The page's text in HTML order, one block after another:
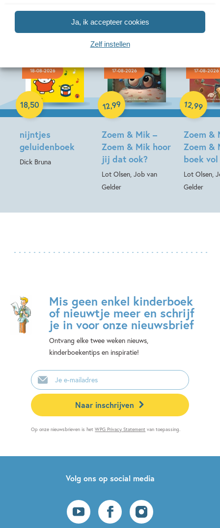
Ja, ik accepteer cookies
Zelf instellen
18-08-2026
nijntjes
geluidenboek
Dick Bruna
18,50
Hardcover
17-08-2026
Zoem & Mik –
Zoem & Mik hoor
jij dat ook?
Lot Olsen, Job van
Gelder
12,99
Hardcover
17-08-2026
Zoem &
Zoem &
boek
Lot Olsen,
Gelder
12,99
Hardcover
Mis geen enkel kinderboek
of nieuwtje meer en schrijf
je in voor onze nieuwsbrief
Ontvang elke twee weken nieuws,
kinderboekentips en inspiratie!
E-
mailadres
Naar inschrijven
Op onze nieuwsbrieven is hetWPG Privacy Statement van toepassing.
Volg ons op social media